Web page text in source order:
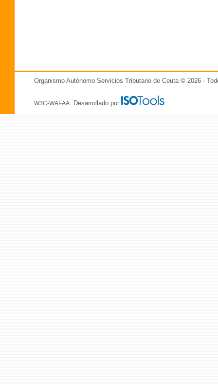
Organismo Autónomo Servicios Tributario de Ceuta © 2026 -
W3C-WAI-AA Desarrollado por